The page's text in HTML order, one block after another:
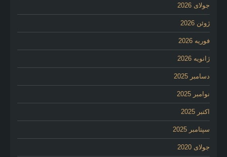
جولای 2026
ژوئن 2026
فوریه 2026
ژانویه 2026
دسامبر 2025
نوامبر 2025
اکتبر 2025
سپتامبر 2025
جولای 2020